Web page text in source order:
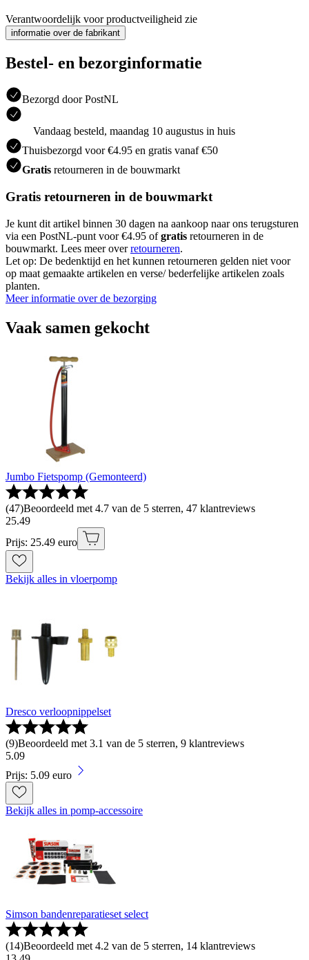
Verantwoordelijk voor productveiligheid zie
informatie over de fabrikant
Bestel- en bezorginformatie
Bezorgd door PostNL
Vandaag besteld, maandag 10 augustus in huis
Thuisbezorgd voor €4.95 en gratis vanaf €50
Gratis retourneren in de bouwmarkt
Gratis retourneren in de bouwmarkt
Je kunt dit artikel binnen 30 dagen na aankoop naar ons terugsturen
via een PostNL-punt voor €4.95 ofgratis retourneren in de
bouwmarkt. Lees meer overretourneren.
Let op: De bedenktijd en het kunnen retourneren gelden niet voor
op maat gemaakte artikelen en verse/ bederfelijke artikelen zoals
planten.
Meer informatie over de bezorging
Vaak samen gekocht
Jumbo Fietspomp (Gemonteerd)
(47)Beoordeeld met 4.7 van de 5 sterren, 47 klantreviews
25.49
Prijs: 25.49 euro
Bekijk alles in vloerpomp
Dresco verloopnippelset
(9)Beoordeeld met 3.1 van de 5 sterren, 9 klantreviews
5.09
Prijs: 5.09 euro
Bekijk alles in pomp-accessoire
Simson bandenreparatieset select
(14)Beoordeeld met 4.2 van de 5 sterren, 14 klantreviews